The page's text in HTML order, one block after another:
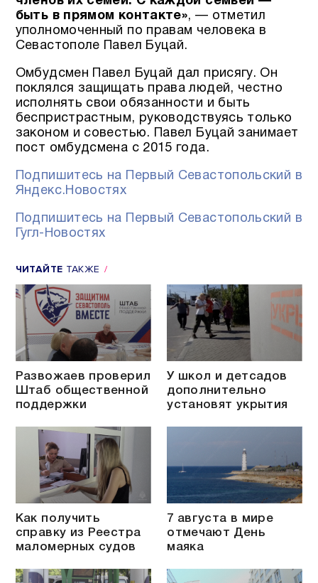
быть в прямом контакте», — отметил
уполномоченный по правам человека в
Севастополе Павел Буцай.
Омбудсмен Павел Буцай дал присягу. Он
поклялся защищать права людей, честно
исполнять свои обязанности и быть
беспристрастным, руководствуясь только
законом и совестью. Павел Буцай занимает
пост омбудсмена с 2015 года.
Подпишитесь на Первый Севастопольский в
Яндекс.Новостях
Подпишитесь на Первый Севастопольский в
Гугл-Новостях
ЧИТАЙТЕ ТАКЖЕ
Развожаев проверил
Штаб общественной
поддержки
У школ и детсадов
дополнительно
установят укрытия
Как получить
справку из Реестра
маломерных судов
7 августа в мире
отмечают День
маяка